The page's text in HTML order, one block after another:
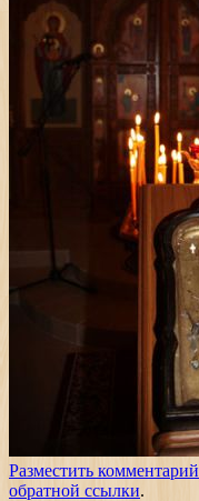
Разместить комментарий
обратной ссылки.